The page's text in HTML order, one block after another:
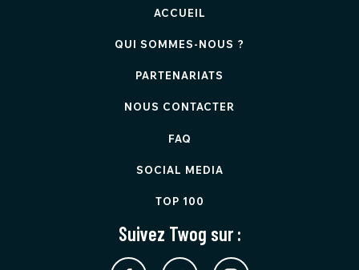
ACCUEIL
QUI SOMMES-NOUS ?
PARTENARIATS
NOUS CONTACTER
FAQ
SOCIAL MEDIA
TOP 100
Suivez Twog sur :